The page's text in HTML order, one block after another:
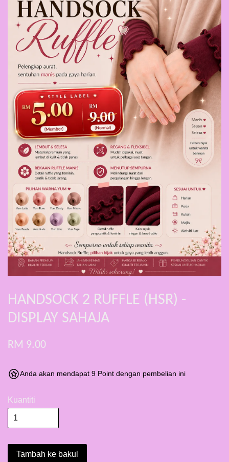
HANDSOCK 2 RUFFLE (HSR) -
DISPLAY SAHAJA
RM 9.00
Anda akan mendapat 9 Point dengan pembelian ini
Kuantiti
Tambah ke bakul